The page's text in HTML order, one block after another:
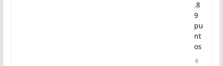
.8
9
pu
nt
os
6